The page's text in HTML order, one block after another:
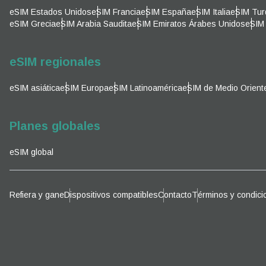
eSIM Estados UnidoseSIM FranciaeSIM EspañaeSIM ItaliaeSIM
eSIM GreciaeSIM Arabia SauditaeSIM Emiratos Árabes Unidos
eSIM regionales
eSIM asiáticaeSIM EuropaeSIM LatinoaméricaeSIM de Medio
Planes globales
eSIM global
Refiera y ganeDispositivos compatiblesContactoTérminos y